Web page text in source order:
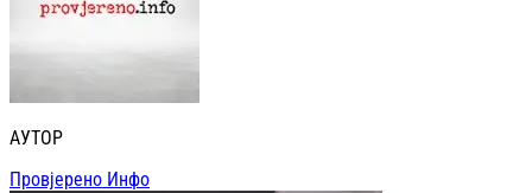
АУТОР
Провјерено Инфо